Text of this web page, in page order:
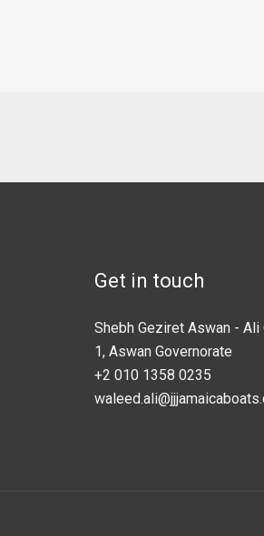
Get in touch
Shebh Geziret Aswan - Ali
1, Aswan Governorate
+2 010 1358 0235